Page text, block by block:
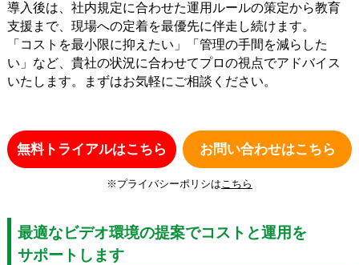
導入後は、社内規定に合わせた運用ルールの策定から教育
支援まで、現場への定着を最優先に伴走し続けます。
「コストを最小限に抑えたい」「管理の手間を減らした
い」など、貴社の状況に合わせてプロの視点でアドバイス
いたします。まずはお気軽にご相談ください。
無料トライアルはこちら お問い合わせはこちら
※プライバシーポリシはこちら
最適なビデオ環境の提案でコストと運用を
サポートします